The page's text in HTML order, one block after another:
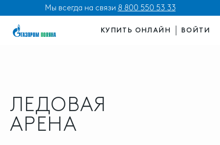
Мы всегда на связи 8 800 550 53 33
КУПИТЬ ОНЛАЙН ВОЙТИ
ЛЕДОВАЯ
АРЕНА